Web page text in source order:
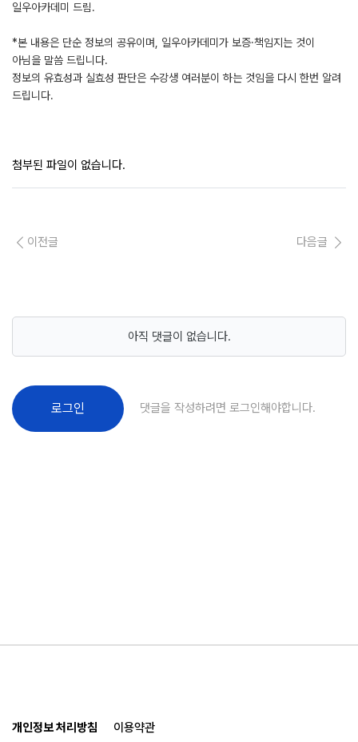
일우아카데미 드림.
*본 내용은 단순 정보의 공유이며, 일우아카데미가 보증·책임지는 것이
아님을 말씀 드립니다.
정보의 유효성과 실효성 판단은 수강생 여러분이 하는 것임을 다시 한번 알려
드립니다.
첨부된 파일이 없습니다.
이전글 다음글
아직 댓글이 없습니다.
로그인 댓글을 작성하려면 로그인해야합니다.
개인정보 처리방침 이용약관